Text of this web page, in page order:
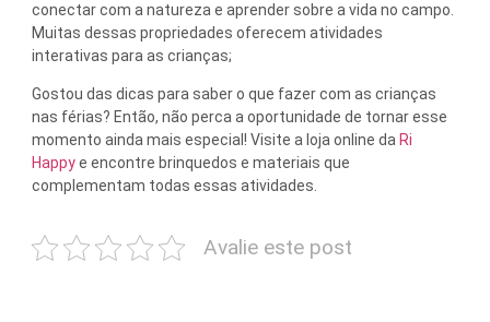
conectar com a natureza e aprender sobre a vida no campo.
Muitas dessas propriedades oferecem atividades
interativas para as crianças;
Gostou das dicas para saber o que fazer com as crianças
nas férias? Então, não perca a oportunidade de tornar esse
momento ainda mais especial! Visite a loja online da Ri
Happye encontre brinquedos e materiais que
complementam todas essas atividades.
Avalie este post